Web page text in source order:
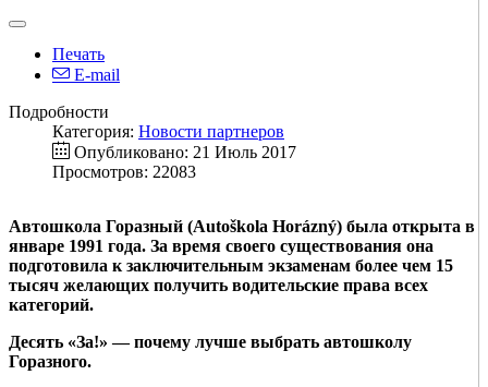
Печать
E-mail
Подробности
Категория: Новости партнеров
Опубликовано: 21 Июль 2017
Просмотров: 22083
Автошкола Горазный (Autoškola Horázný) была открыта в
январе 1991 года. За время своего существования она
подготовила к заключительным экзаменам более чем 15
тысяч желающих получить водительские права всех
категорий.
Десять «За!» — почему лучше выбрать автошколу
Горазного.